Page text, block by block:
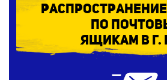
по
ящикам в г.